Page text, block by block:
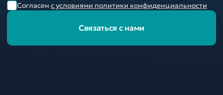
Согласен с условиями политики конфиденциальности
Связаться с нами